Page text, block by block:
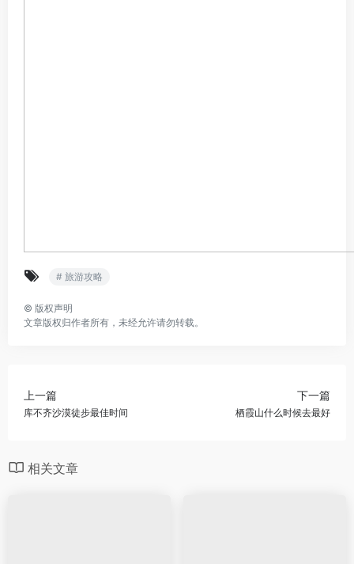
# 旅游攻略
© 版权声明
文章版权归作者所有，未经允许请勿转载。
上一篇
库不齐沙漠徒步最佳时间
下一篇
栖霞山什么时候去最好
相关文章